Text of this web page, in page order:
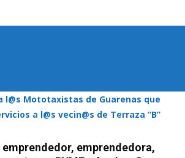
l@s Mototaxistas de Guarenas que
a l@s vecin@s de Terraza “B”
emprendedora,